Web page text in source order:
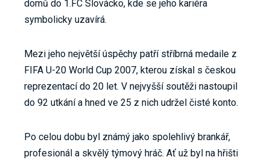
domů do 1.FC Slovácko, kde se jeho kariéra
symbolicky uzavírá.
Mezi jeho největší úspěchy patří stříbrná medaile z
FIFA U-20 World Cup 2007, kterou získal s českou
reprezentací do 20 let. V nejvyšší soutěži nastoupil
do 92 utkání a hned ve 25 z nich udržel čisté konto.
Po celou dobu byl známý jako spolehlivý brankář,
profesionál a skvělý týmový hráč. Ať už byl na hřišti